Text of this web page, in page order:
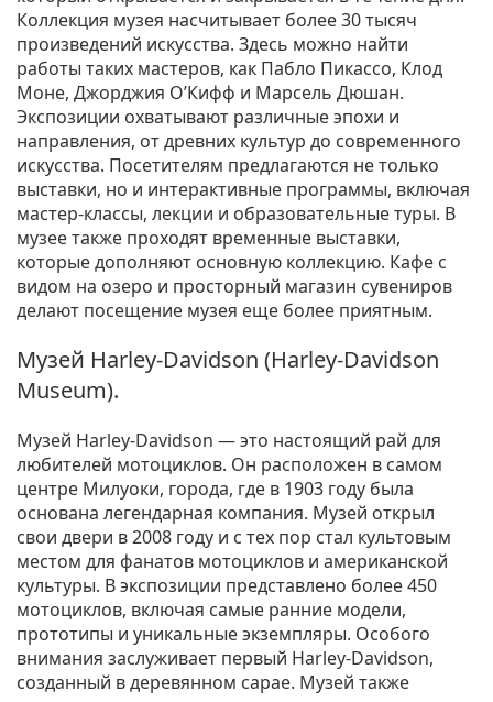
Коллекция музея насчитывает более 30 тысяч
произведений искусства. Здесь можно найти
работы таких мастеров, как Пабло Пикассо, Клод
Моне, Джорджия О’Кифф и Марсель Дюшан.
Экспозиции охватывают различные эпохи и
направления, от древних культур до современного
искусства. Посетителям предлагаются не только
выставки, но и интерактивные программы, включая
мастер-классы, лекции и образовательные туры. В
музее также проходят временные выставки,
которые дополняют основную коллекцию. Кафе с
видом на озеро и просторный магазин сувениров
делают посещение музея еще более приятным.
Музей Harley-Davidson (Harley-Davidson
Museum).
Музей Harley-Davidson — это настоящий рай для
любителей мотоциклов. Он расположен в самом
центре Милуоки, города, где в 1903 году была
основана легендарная компания. Музей открыл
свои двери в 2008 году и с тех пор стал культовым
местом для фанатов мотоциклов и американской
культуры. В экспозиции представлено более 450
мотоциклов, включая самые ранние модели,
прототипы и уникальные экземпляры. Особого
внимания заслуживает первый Harley-Davidson,
созданный в деревянном сарае. Музей также